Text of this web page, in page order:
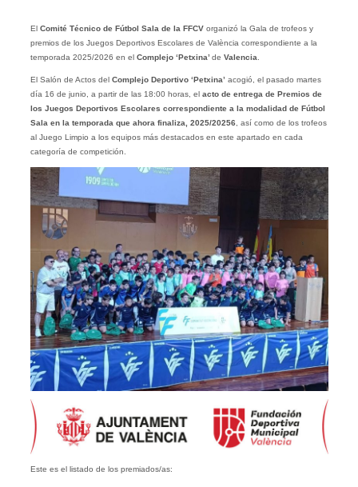
El Comité Técnico de Fútbol Sala de la FFCVorganizó la Gala de trofeos y
premios de los Juegos Deportivos Escolares de València correspondiente a la
temporada 2025/2026 en elComplejo ‘Petxina’ de Valencia
El Salón de Actos del Complejo Deportivo ‘Petxina’ acogió, el pasado martes
día 16 de junio, a partir de las 18:00 horas, el acto de entrega de Premios de
los Juegos Deportivos Escolares correspondiente a la modalidad de Fútbol
Sala en la temporada que ahora finaliza, 2025/20256 , así como de los trofeos
al Juego Limpio a los equipos más destacados en este apartado en cada
categoría de competición.
Este es el listado de los premiados/as: